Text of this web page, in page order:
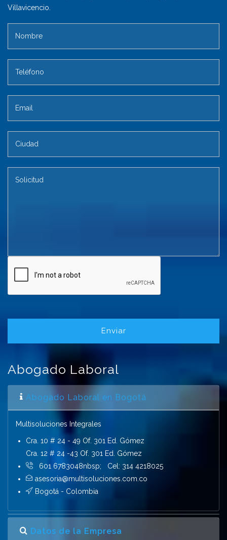
Villavicencio.
Enviar
Abogado Laboral
Abogado Laboral en Bogotá
Multisoluciones Integrales
Cra. 10 # 24 - 49 Of. 301 Ed. Gómez
Cra. 12 # 24 -43 Of. 301 Ed. Gómez
601 6783048nbsp; Cel: 314 4218025
asesoria@multisoluciones.com.co
Bogotá - Colombia
Datos de la Empresa